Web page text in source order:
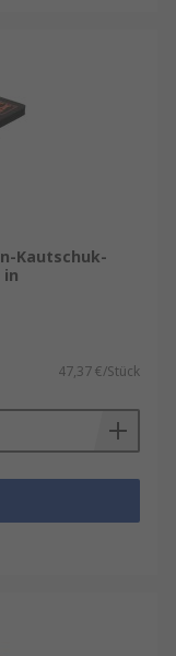
Kautschuk-
in
47,37 €/Stück